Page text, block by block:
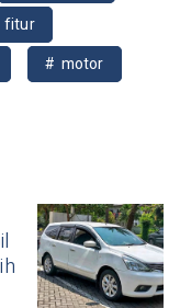
# motor